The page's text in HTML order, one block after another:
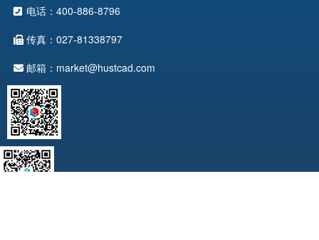
电话：400-886-8796
传真：027-81338797
邮箱：market@hustcad.com